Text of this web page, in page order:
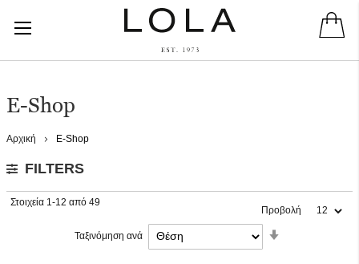
E-Shop
Αρχική E-Shop
Στοιχεία 1-12 από 49
Προβολή
Ταξινόμηση ανά
FILTERS